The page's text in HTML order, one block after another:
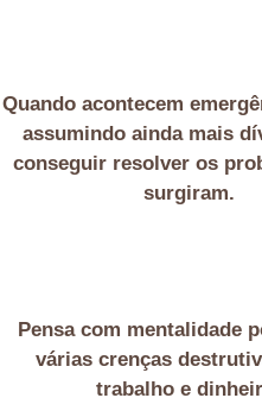
Quando acontecem
assumindo ainda mais
conseguir resolver os
surgiram.
Pensa com mentalidade
várias crenças
trabalho e